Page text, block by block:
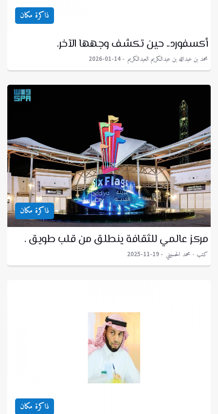
ذاكرة مكان
أكسفورد.. حين تكشف وجهها الآخر.
محمد بن عبدالله بن عبدالكريم العبدالكريم 2026-01-14
ذاكرة مكان
مركز عالمي للثقافة ينطلق من قلب طويق .
كتب - محمد الحسيني 2025-11-19
ذاكرة مكان